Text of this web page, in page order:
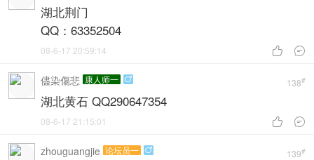
湖北荆门
QQ：63352504
 
08-6-17 20:59:14
138#
儘染傷悲 康人师一 
湖北黄石 QQ290647354
 
08-6-17 21:15:01
139#
zhouguangjie 论坛员一 